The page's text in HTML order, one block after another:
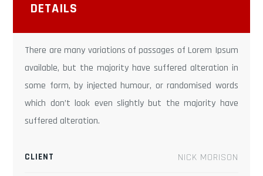
DETAILS
There are many variations of passages of Lorem Ipsum
available, but the majority have suffered alteration in
some form, by injected humour, or randomised words
which don’t look even slightly but the majority have
suffered alteration.
CLIENT NICK MORISON